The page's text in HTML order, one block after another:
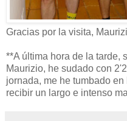
Gracias por la visita,
**A última hora de la tarde,
Maurizio, he sudado con
jornada, me he tumbado
recibir un largo e intenso